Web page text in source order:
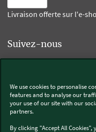
Livraison offerte sur l'e-
Suivez-nous
Thermomix®
We use cookies to personalise
features and to analyse our
your use of our site with our
partners.
By clicking "Accept All